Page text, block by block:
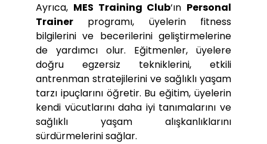
Ayrıca, MES Training Club‘ın Personal
Trainer programı, üyelerin fitness
bilgilerini ve becerilerini geliştirmelerine
de yardımcı olur. Eğitmenler, üyelere
doğru egzersiz tekniklerini, etkili
antrenman stratejilerini ve sağlıklı yaşam
tarzı ipuçlarını öğretir. Bu eğitim, üyelerin
kendi vücutlarını daha iyi tanımalarını ve
sağlıklı yaşam alışkanlıklarını
sürdürmelerini sağlar.